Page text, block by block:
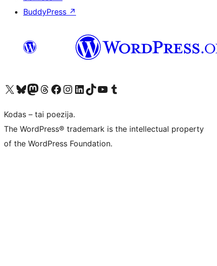
BuddyPress ↗
Visit our X (formerly Twitter) account
Apsilankykite mūsų Bluesky paskyroje
Visit our Mastodon account
Apsilankykite mūsų Threads paskyroje
Visit our Facebook page
Visit our Instagram account
Visit our LinkedIn account
Apsilankykite mūsų TikTok paskyroje
Visit our YouTube channel
Apsilankykite mūsų Tumblr paskyroje
Kodas – tai poezija.
The WordPress® trademark is the intellectual property
of the WordPress Foundation.